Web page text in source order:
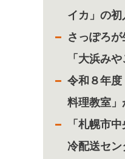
イカ」の初
さっぽろが
「大浜み
令和８年度
料理教室
「札幌市
冷配送セ